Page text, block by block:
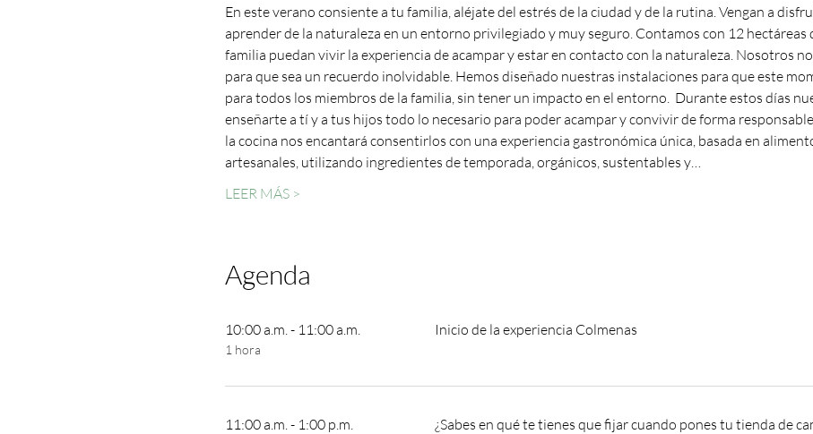
En este verano consiente a tu familia, aléjate del estrés de la ciudad y de la rutina. Vengan a
aprender de la naturaleza en un entorno privilegiado y muy seguro. Contamos con 12 hectáreas
familia puedan vivir la experiencia de acampar y estar en contacto con la naturaleza. Nosotros
para que sea un recuerdo inolvidable. Hemos diseñado nuestras instalaciones para que este
para todos los miembros de la familia, sin tener un impacto en el entorno.  Durante estos días
enseñarte a tí y a tus hijos todo lo necesario para poder acampar y convivir de forma
la cocina nos encantará consentirlos con una experiencia gastronómica única, basada en
artesanales, utilizando ingredientes de temporada, orgánicos, sustentables y…
LEER MÁS >
Agenda
10:00 a.m. - 11:00 a.m.
1 hora
Inicio de la experiencia Colmenas
11:00 a.m. - 1:00 p.m. ¿Sabes en qué te tienes que fijar cuando pones tu tienda de